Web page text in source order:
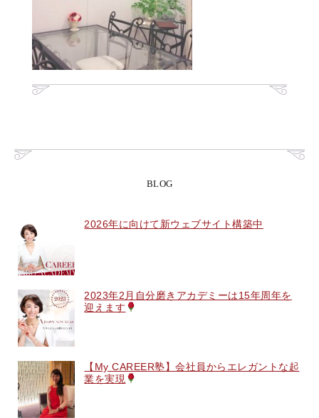
BLOG
2026年に向けて新ウェブサイト構築中
2023年2月自分磨きアカデミーは15年周年を
迎えます
【My CAREER塾】会社員からエレガントな起
業を実現